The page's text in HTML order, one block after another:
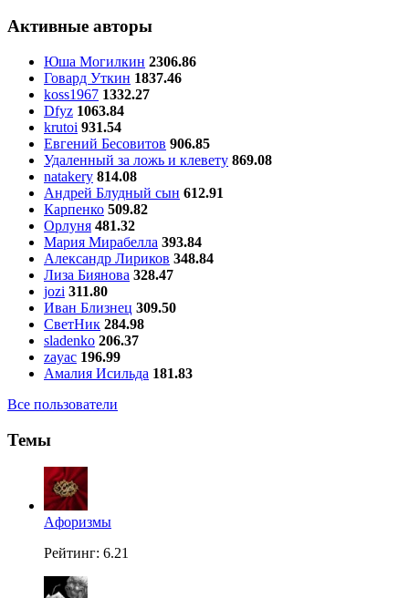
Активные авторы
Юша Могилкин 2306.86
Говард Уткин 1837.46
koss1967 1332.27
Dfyz 1063.84
krutoi 931.54
Евгений Бесовитов 906.85
Удаленный за ложь и клевету 869.08
natakery 814.08
Андрей Блудный сын 612.91
Карпенко 509.82
Орлуня 481.32
Мария Мирабелла 393.84
Александр Лириков 348.84
Лиза Биянова 328.47
jozi 311.80
Иван Близнец 309.50
СветНик 284.98
sladenko 206.37
zayac 196.99
Амалия Исильда 181.83
Все пользователи
Темы
Aфоризмы
Рейтинг: 6.21